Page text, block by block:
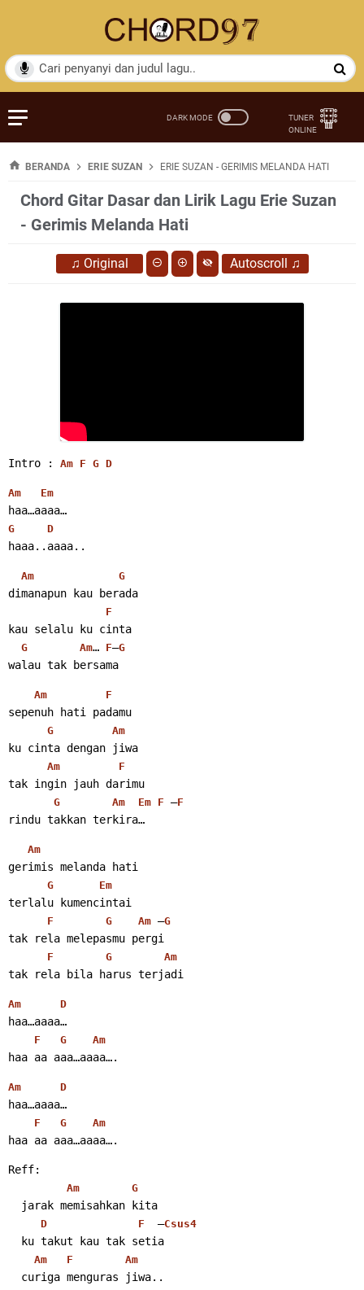
BERANDA ERIE SUZAN ERIE SUZAN - GERIMIS MELANDA HATI
Chord Gitar Dasar dan Lirik Lagu Erie Suzan
- Gerimis Melanda Hati
♫ Original Autoscroll ♫
Intro : Am F G D
Am Em
haa…aaaa…
G D
haaa..aaaa..
Am G
dimanapun kau berada
F
kau selalu ku cinta
G Am… F–G
walau tak bersama
Am F
sepenuh hati padamu
G Am
ku cinta dengan jiwa
Am F
tak ingin jauh darimu
G Am Em F –F
rindu takkan terkira…
Am
gerimis melanda hati
G Em
terlalu kumencintai
F G Am –G
tak rela melepasmu pergi
F G Am
tak rela bila harus terjadi
Am D
haa…aaaa…
F G Am
haa aa aaa…aaaa….
Am D
haa…aaaa…
F G Am
haa aa aaa…aaaa….
Reff:
Am G
jarak memisahkan kita
D F –Csus4
ku takut kau tak setia
Am F Am
curiga menguras jiwa..